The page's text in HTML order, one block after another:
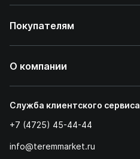
Покупателям
О компании
Служба клиентского сервиса
+7 (4725) 45-44-44
info@teremmarket.ru